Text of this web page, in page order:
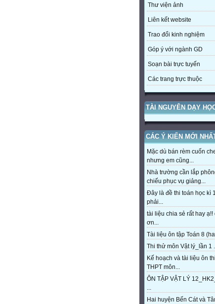
Thư viện ảnh
Liên kết website
Trao đổi kinh nghiệm
Góp ý với ngành GD
Soạn bài trực tuyến
Các trang trực thuộc
TÀI NGUYÊN DẠY
CÁC Ý KIẾN MỚI
Mặc dù bán rèm cuốn
nhưng em cũng...
Nhà trường cần lắp
chiếu phục vụ giảng...
Đây là đề thi toán học kì
phải...
tài liệu chia sẻ rất hay ạ!!
ơn...
Tài liệu ôn tập Toán 8
Thi thử môn Vật lý_lần 1
Kế hoạch và tài liệu ôn
THPT môn...
ÔN TẬP VẬT LÝ
...
Hai huyện Bến Cát và